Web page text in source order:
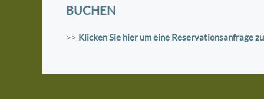
BUCHEN
>> Klicken Sie hier um eine Reservationsanfrage